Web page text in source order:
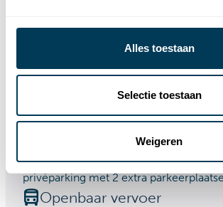
Alles toestaan
Selectie toestaan
Weigeren
Hoorcentrum Aerts Leuven/Heverlee
op adres Naamsesteenweg 288.
probleem. Dit kan voor de deur op de
alsook is er achteraan het
privéparking met 2 extra
Openbaar vervoer